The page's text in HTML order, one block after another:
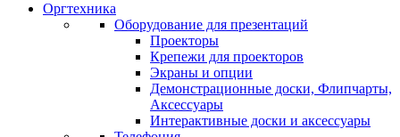
Оргтехника
Оборудование для презентаций
Проекторы
Крепежи для проекторов
Экраны и опции
Демонстрационные доски, Флипчарты,
Аксессуары
Интерактивные доски и аксессуары